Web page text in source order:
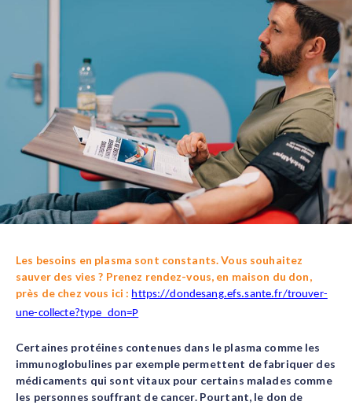
Body
Les besoins en plasma sont constants. Vous souhaitez
sauver des vies ? Prenez rendez-vous, en maison du don,
près de chez vous ici : https://dondesang.efs.sante.fr/trouver-
une-collecte?type_don=P
Certaines protéines contenues dans le plasma comme les
immunoglobulines par exemple permettent de fabriquer des
médicaments qui sont vitaux pour certains malades comme
les personnes souffrant de cancer. Pourtant, le don de